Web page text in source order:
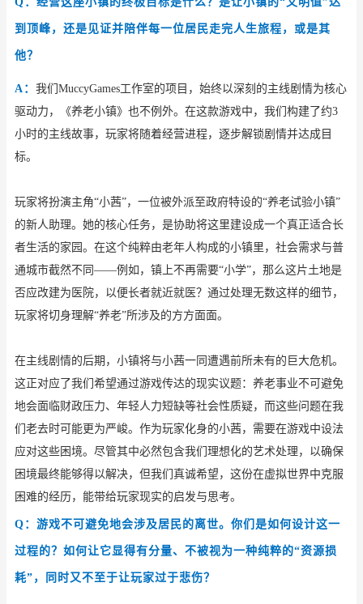
到顶峰，还是见证并陪伴每一位居民走完人生旅程，或是其
他？
A： 我们 MuccyGames工作室的项目，始终以深刻的主线剧情为核心
驱动力，《养老小镇》也不例外。在这款游戏中，我们构建了约3
小时的主线故事，玩家将随着经营进程，逐步解锁剧情并达成目
标。
玩家将扮演主角“小茜”，一位被外派至政府特设的“养老试验小镇”
的新人助理。她的核心任务，是协助将这里建设成一个真正适合长
者生活的家园。在这个纯粹由老年人构成的小镇里，社会需求与普
通城市截然不同——例如，镇上不再需要“小学”，那么这片土地是
否应改建为医院，以便长者就近就医？通过处理无数这样的细节，
玩家将切身理解“养老”所涉及的方方面面。
在主线剧情的后期，小镇将与小茜一同遭遇前所未有的巨大危机。
这正对应了我们希望通过游戏传达的现实议题：养老事业不可避免
地会面临财政压力、年轻人力短缺等社会性质疑，而这些问题在我
们老去时可能更为严峻。作为玩家化身的小茜，需要在游戏中设法
应对这些困境。尽管其中必然包含我们理想化的艺术处理，以确保
困境最终能够得以解决，但我们真诚希望，这份在虚拟世界中克服
困难的经历，能带给玩家现实的启发与思考。
Q：游戏不可避免地会涉及居民的离世。你们是如何设计这一
过程的？如何让它显得有分量、不被视为一种纯粹的“资源损
耗”，同时又不至于让玩家过于悲伤？